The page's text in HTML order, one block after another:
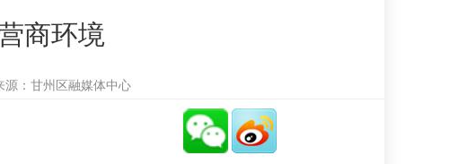
商环境
源：甘州区融媒体中心